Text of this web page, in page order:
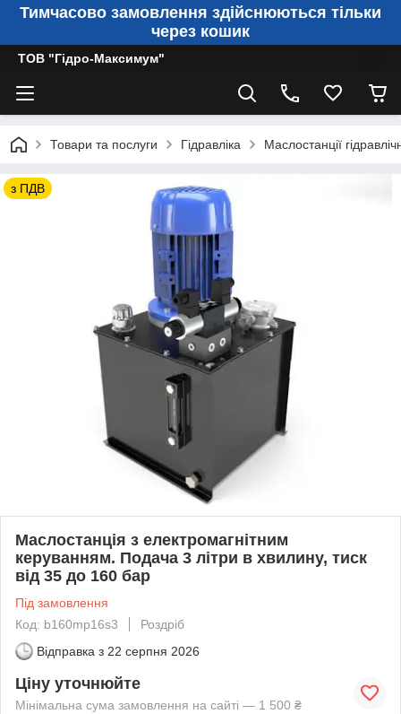
Тимчасово замовлення здійснюються тільки
через кошик
ТОВ "Гідро-Максимум"
Товари та послуги Гідравліка Маслостанції
з ПДВ
Маслостанція з електромагнітним
керуванням. Подача 3 літри в хвилину, тиск
від 35 до 160 бар
Під замовлення
Код: b160mp16s3
Роздріб
Відправка з 22 серпня 2026
Ціну уточнюйте
Мінімальна сума замовлення на сайті — 1 500 ₴